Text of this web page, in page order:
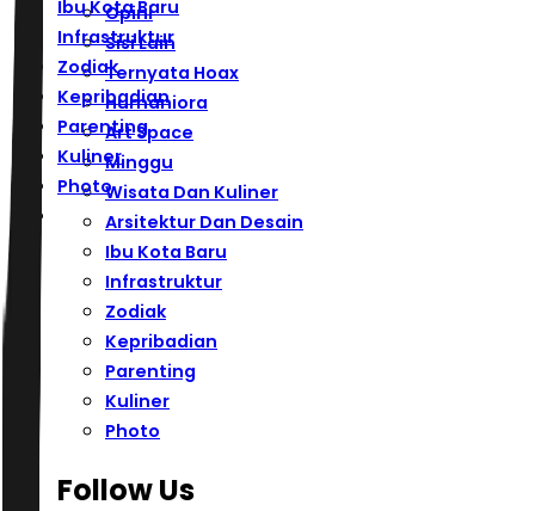
Ibu Kota Baru
Infrastruktur
Zodiak
Kepribadian
Parenting
Kuliner
Photo
Opini
Sisi Lain
Ternyata Hoax
Humaniora
Art Space
Minggu
Wisata Dan Kuliner
Arsitektur Dan Desain
Ibu Kota Baru
Infrastruktur
Zodiak
Kepribadian
Parenting
Kuliner
Photo
Follow Us